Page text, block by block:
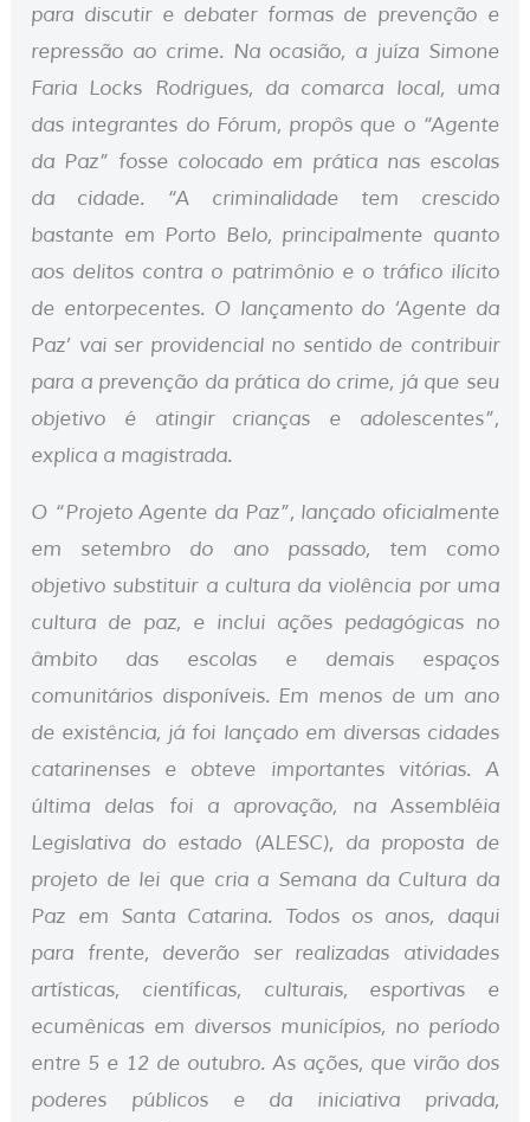
para discutir e debater formas de prevenção e
repressão ao crime. Na ocasião, a juíza Simone
Faria Locks Rodrigues, da comarca local, uma
das integrantes do Fórum, propôs que o “Agente
da Paz” fosse colocado em prática nas escolas
da cidade. “A criminalidade tem crescido
bastante em Porto Belo, principalmente quanto
aos delitos contra o patrimônio e o tráfico ilícito
de entorpecentes. O lançamento do ‘Agente da
Paz’ vai ser providencial no sentido de contribuir
para a prevenção da prática do crime, já que seu
objetivo é atingir crianças e adolescentes”,
explica a magistrada.
O “Projeto Agente da Paz”, lançado oficialmente
em setembro do ano passado, tem como
objetivo substituir a cultura da violência por uma
cultura de paz, e inclui ações pedagógicas no
âmbito das escolas e demais espaços
comunitários disponíveis. Em menos de um ano
de existência, já foi lançado em diversas cidades
catarinenses e obteve importantes vitórias. A
última delas foi a aprovação, na Assembléia
Legislativa do estado (ALESC), da proposta de
projeto de lei que cria a Semana da Cultura da
Paz em Santa Catarina. Todos os anos, daqui
para frente, deverão ser realizadas atividades
artísticas, científicas, culturais, esportivas e
ecumênicas em diversos municípios, no período
entre 5 e 12 de outubro. As ações, que virão dos
poderes públicos e da iniciativa privada,